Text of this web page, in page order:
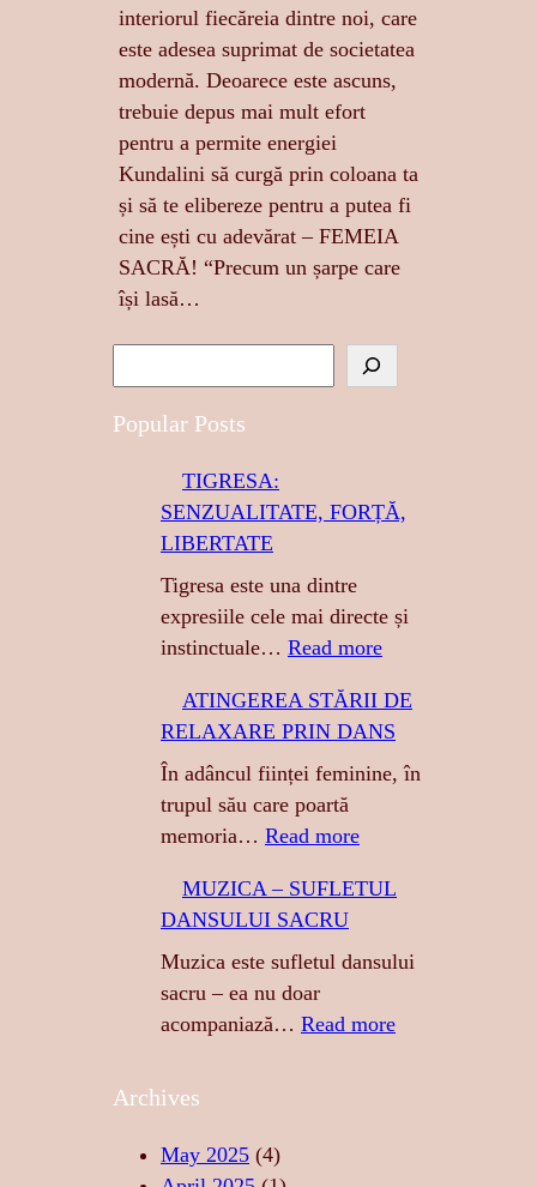
interiorul fiecăreia dintre noi, care
este adesea suprimat de societatea
modernă. Deoarece este ascuns,
trebuie depus mai mult efort
pentru a permite energiei
Kundalini să curgă prin coloana ta
și să te elibereze pentru a putea fi
cine ești cu adevărat – FEMEIA
SACRĂ! “Precum un șarpe care
își lasă…
e
a
Popular Posts
TIGRESA:
SENZUALITATE, FORȚĂ,
LIBERTATE
Tigresa este una dintre
expresiile cele mai directe și
instinctuale… Read more:
I
G
R
:
E
Z
ATINGEREA STĂRII DE
RELAXARE PRIN DANS
În adâncul ființei feminine, în
trupul său care poartă
memoria… Read more:
T
N
E
MUZICA – SUFLETUL
DANSULUI SACRU
Muzica este sufletul dansului
sacru – ea nu doar
acompaniază… Read more:
Archives
May 2025 (4)